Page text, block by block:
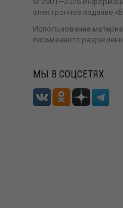
электронное издание
Использование
письменного
МЫ В СОЦСЕТЯХ